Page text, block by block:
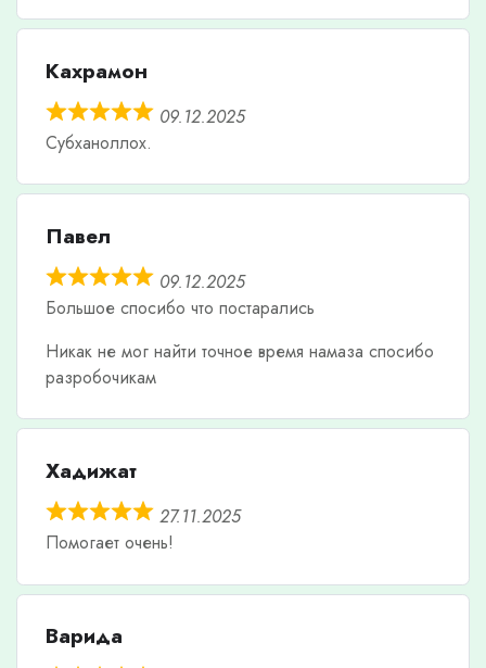
Кахрамон
09.12.2025
Субханоллох.
Павел
09.12.2025
Большое спосибо что постарались
Никак не мог найти точное время намаза спосибо
разробочикам
Хадижат
27.11.2025
Помогает очень!
Варида